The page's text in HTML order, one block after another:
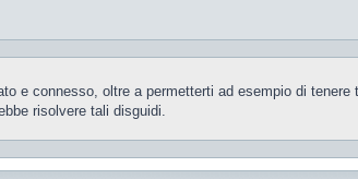
e connesso, oltre a permetterti ad esempio di
risolvere tali disguidi.